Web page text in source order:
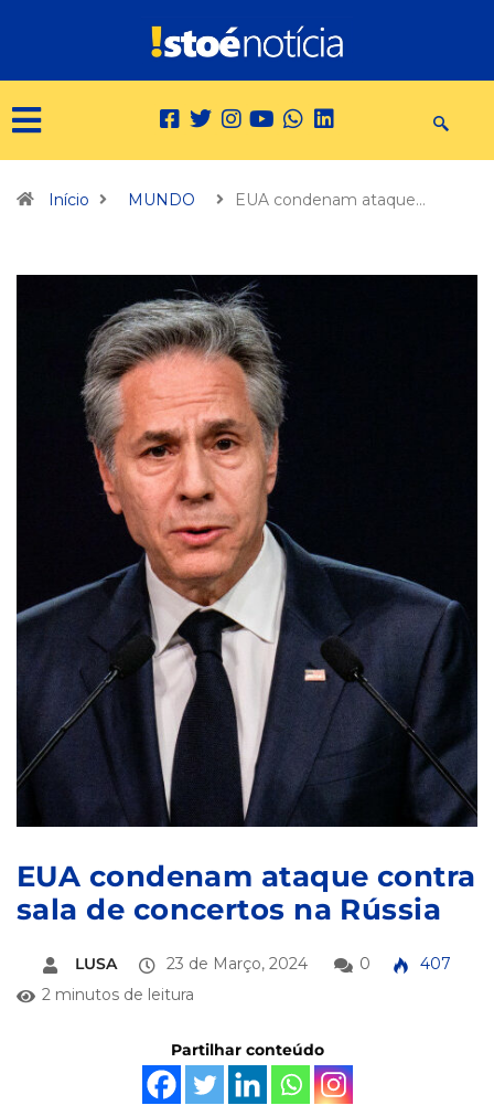
Início MUNDO EUA condenam ataque…
EUA condenam ataque contra
sala de concertos na Rússia
LUSA 23 de Março, 2024 0
407
2 minutos de leitura
Partilhar conteúdo